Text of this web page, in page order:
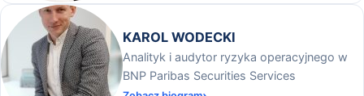
KAROL WODECKI
Analityk i audytor ryzyka operacyjnego w
BNP Paribas Securities Services